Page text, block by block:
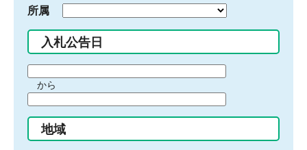
所属
入札公告日
間
始
り
から
間
終
地域